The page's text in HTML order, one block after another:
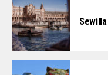
Sewilla